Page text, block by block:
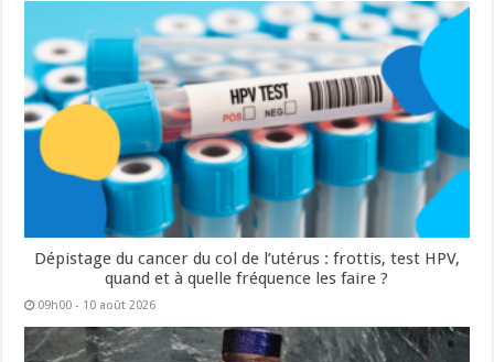
Dépistage du cancer du col de l’utérus : frottis, test HPV,
quand et à quelle fréquence les faire ?
09h00 - 10 août 2026